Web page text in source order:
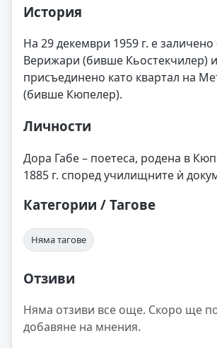
История
На 29 декември 1959 г. е заличено
Верижари (бивше Кьостекчилер)
присъединено като квартал на
(бивше Кюпелер).
Личности
Дора Габе – поетеса, родена в
1885 г. според училищните ѝ
Категории / Тагове
Няма тагове
Отзиви
Няма отзиви все още. Скоро ще
добавяне на мнения.